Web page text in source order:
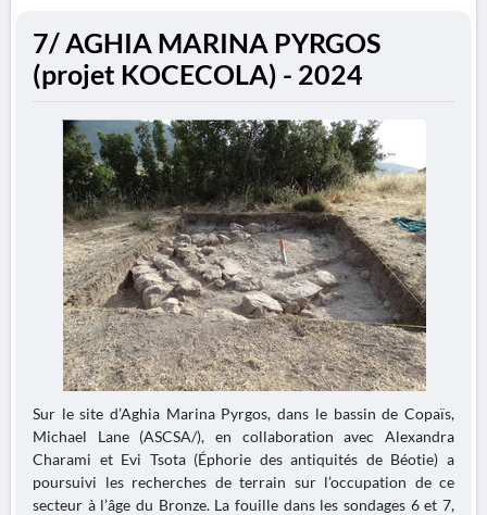
7/ AGHIA MARINA PYRGOS
(projet KOCECOLA) - 2024
Sur le site d’Aghia Marina Pyrgos, dans le bassin de Copaïs,
Michael Lane (ASCSA/), en collaboration avec Alexandra
Charami et Evi Tsota (Éphorie des antiquités de Béotie) a
poursuivi les recherches de terrain sur l’occupation de ce
secteur à l’âge du Bronze. La fouille dans les sondages 6 et 7,